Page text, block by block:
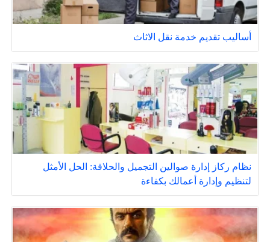
أساليب تقديم خدمة نقل الاثاث
نظام ركاز إدارة صوالين التجميل والحلاقة: الحل الأمثل
لتنظيم وإدارة أعمالك بكفاءة